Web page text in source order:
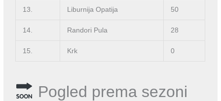
13. Liburnija Opatija 50
14. Randori Pula 28
15. Krk 0
Pogled prema sezoni